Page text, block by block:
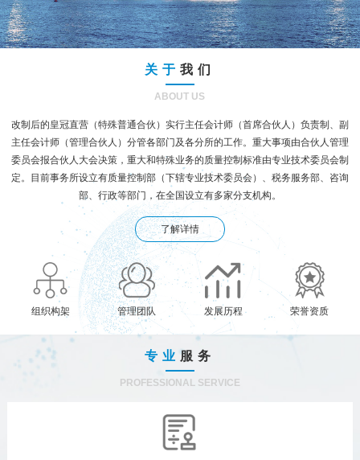
关于 我们
ABOUT US
改制后的皇冠直营（特殊普通合伙）实行主任会计师（首席合伙人）负责制、副
主任会计师（管理合伙人）分管各部门及各分所的工作。重大事项由合伙人管理
委员会报合伙人大会决策，重大和特殊业务的质量控制标准由专业技术委员会制
定。目前事务所设立有质量控制部（下辖专业技术委员会）、税务服务部、咨询
部、行政等部门，在全国设立有多家分支机构。
了解详情
组织构架 管理团队 发展历程 荣誉资质
专业 服务
PROFESSIONAL SERVICE